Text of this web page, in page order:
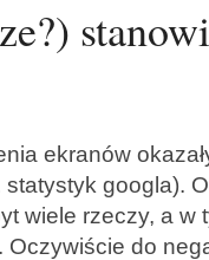
ekranów
googla).
wiele rzeczy, a w
Oczywiście do